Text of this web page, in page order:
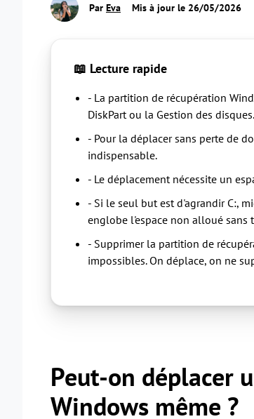
Par Eva Mis à jour le 26/05/2026
📖 Lecture rapide
- La partition de récupération
DiskPart ou la Gestion des disques.
- Pour la déplacer sans perte de
indispensable.
- Le déplacement nécessite un
- Si le seul but est d'agrandir C:,
englobe l'espace non alloué sans
- Supprimer la partition de
impossibles. On déplace, on ne
Peut-on déplacer
Windows même ?